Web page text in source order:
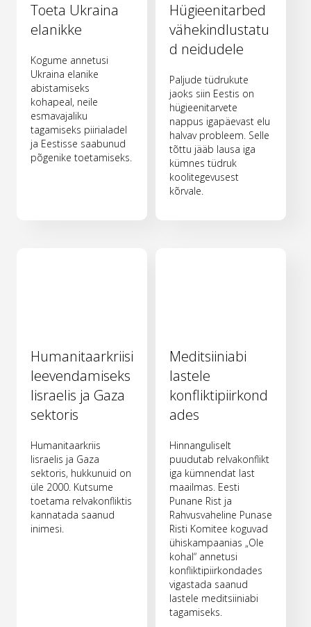
Toeta Ukraina
elanikke
Kogume annetusi
Ukraina elanike
abistamiseks
kohapeal, neile
esmavajaliku
tagamiseks piirialadel
ja Eestisse saabunud
põgenike toetamiseks.
Hügieenitarbed
vähekindlustatu
d neidudele
Paljude tüdrukute
jaoks siin Eestis on
hügieenitarvete
nappus igapäevast elu
halvav probleem. Selle
tõttu jääb lausa iga
kümnes tüdruk
koolitegevusest
kõrvale.
Humanitaarkriisi
leevendamiseks
Iisraelis ja Gaza
sektoris
Humanitaarkriis
Iisraelis ja Gaza
sektoris, hukkunuid on
üle 2000. Kutsume
toetama relvakonfliktis
kannatada saanud
inimesi.
Meditsiiniabi
lastele
konfliktipiirkond
ades
Hinnanguliselt
puudutab relvakonflikt
iga kümnendat last
maailmas. Eesti
Punane Rist ja
Rahvusvaheline Punase
Risti Komitee koguvad
ühiskampaanias „Ole
kohal“ annetusi
konfliktipiirkondades
vigastada saanud
lastele meditsiiniabi
tagamiseks.